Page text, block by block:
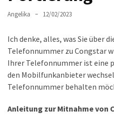
Tab
Lite
und
dem
Apple
iPad
13-
Angelika 12/02/2023
Ich denke, alles, was Sie über
Telefonnummer zu Congstar
Ihrer Telefonnummer ist eine
den Mobilfunkanbieter
Telefonnummer behalten
Anleitung zur Mitnahme von